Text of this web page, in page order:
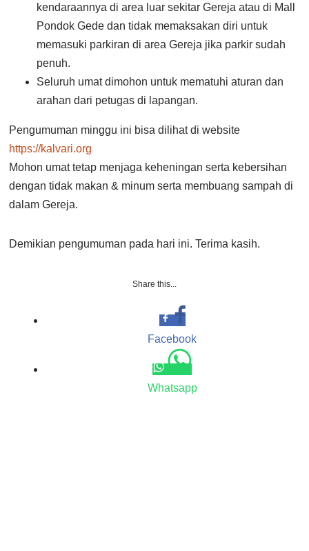
kendaraannya di area luar sekitar Gereja atau di Mall
Pondok Gede dan tidak memaksakan diri untuk
memasuki parkiran di area Gereja jika parkir sudah
penuh.
Seluruh umat dimohon untuk mematuhi aturan dan
arahan dari petugas di lapangan.
Pengumuman minggu ini bisa dilihat di website
https://kalvari.org
Mohon umat tetap menjaga keheningan serta kebersihan
dengan tidak makan & minum serta membuang sampah di
dalam Gereja.
Demikian pengumuman pada hari ini. Terima kasih.
Share this...
Facebook
Whatsapp